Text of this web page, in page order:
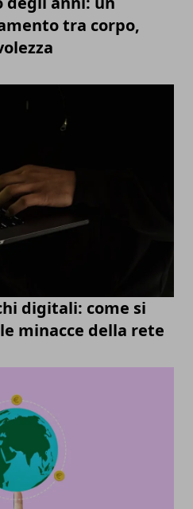
tra corpo,
digitali: come si
minacce della rete